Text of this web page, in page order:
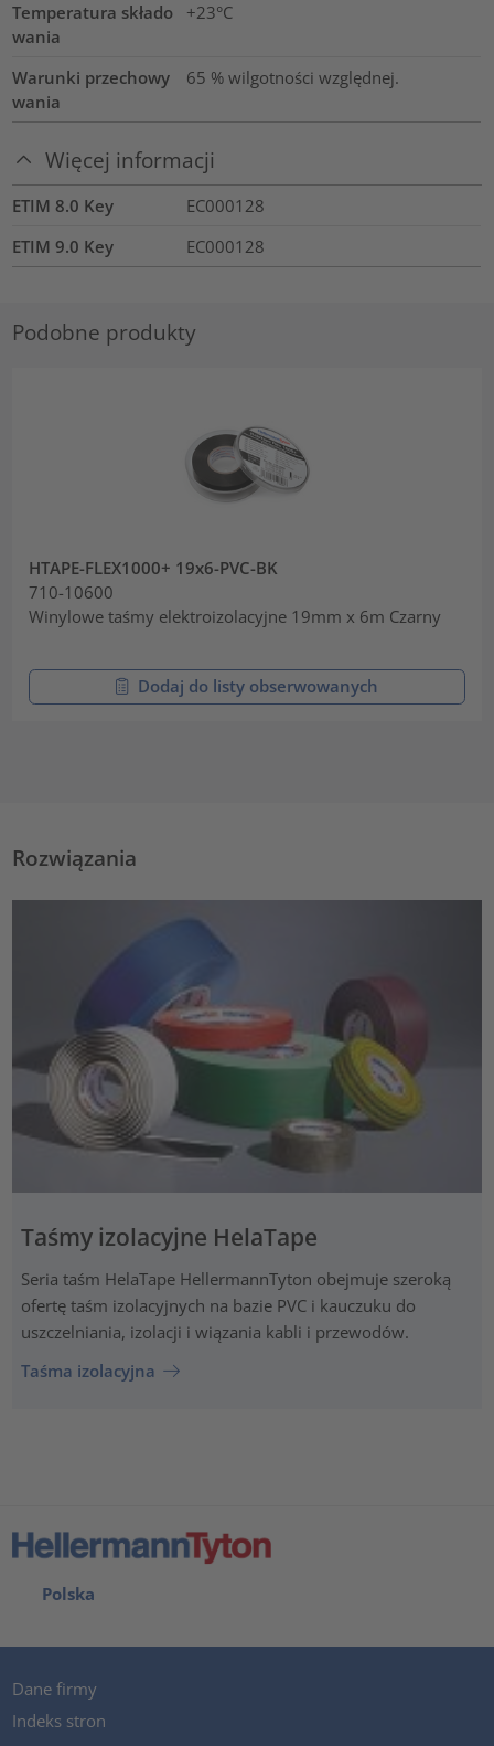
Temperatura składo
wania
+23°C
Warunki przechowy
wania
65 % wilgotności względnej.
Więcej informacji
ETIM 8.0 Key
EC000128
ETIM 9.0 Key
EC000128
Podobne produkty
HTAPE-FLEX1000+ 19x6-PVC-BK
710-10600
Winylowe taśmy elektroizolacyjne 19mm x 6m Czarny
Dodaj do listy obserwowanych
Rozwiązania
Taśmy izolacyjne HelaTape
Seria taśm HelaTape HellermannTyton obejmuje szeroką
ofertę taśm izolacyjnych na bazie PVC i kauczuku do
uszczelniania, izolacji i wiązania kabli i przewodów.
Taśma izolacyjna
Polska
Dane firmy
Indeks stron